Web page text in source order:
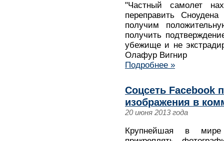
"Частный самолет
переправить
получим
получить
убежище и не
Олафур Вигнир
Подробнее »
Соцсеть Facebook
изображения в
20 июня 2013 года
Крупнейшая в мире